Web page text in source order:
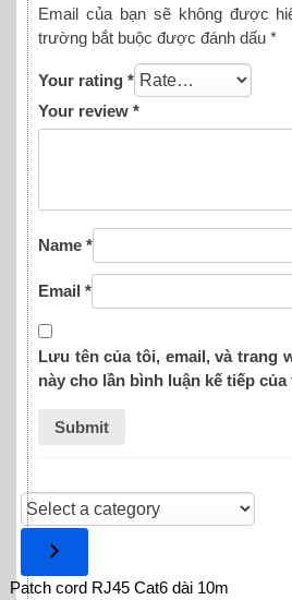
Email của bạn sẽ không được
trường bắt buộc được đánh dấu *
Your rating *
Your review *
Name *
Email *
Lưu tên của tôi, email, và trang
này cho lần bình luận kế tiếp của
Select
a
category
Patch cord RJ45 Cat6 dài 10m